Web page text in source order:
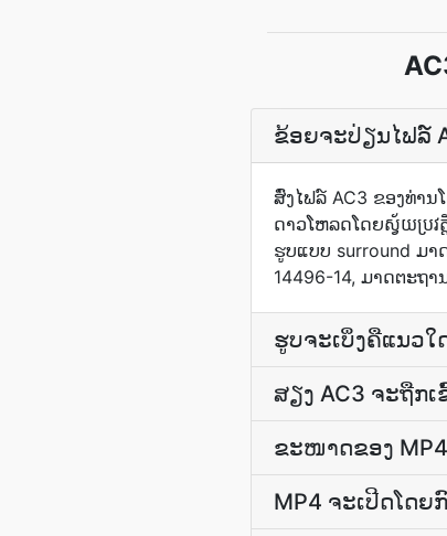
ຂ້ອຍຈະປ່ຽນໄຟລ໌
ສົ່ງ​ໄຟລ໌ AC3 ຂອງທ່າ
ດາວໂຫລດ​ໂດຍ​ស្វ័យ​ប្រ
ຮູບແບບ surround ມາ
14496-14, ມາດຕະຖ
ຮູບຈະເບິ່ງຄືແນວໃ
ສຽງ AC3 ຈະຖືກ​
ຂະໜາດຂອງ
MP4 ຈະເປີດ​ໂດຍ​